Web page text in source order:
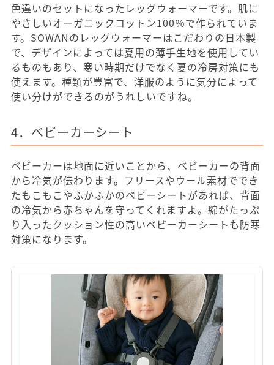
色違いのセットになったレッグウォーマーです。肌に
やさしいオーガニックコットン100％で作られていま
す。SOWANのレッグウォーマーはこだわりの日本製
で、デザインによっては夏用の薄手生地を使用してい
るものもあり、寒い時期だけでなく夏の冷房対策にも
使えます。種類が豊富で、洋服のように気分によって
使い分けができるのがうれしいですね。
4．ベビーカーシート
ベビーカーは地面に近いことから、ベビーカーの背面
から冷気が伝わります。フリースやウール素材ででき
たもこもこやふかふかのベビーシートがあれば、背面
の冷気から赤ちゃんを守ってくれますよ。綿がたっぷ
り入ったクッション性の高いベビーカーシートも防寒
対策になります。